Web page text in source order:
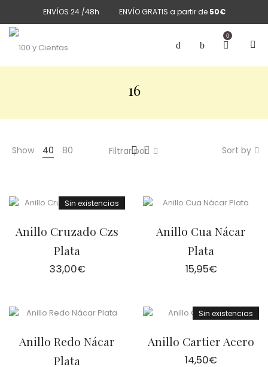
ENVÍOS 24 /48h ENVÍO GRATIS a partir de 50€
0
16
Show 40 80 Sort by
Filtrar por
Sin existencias
Anillo Cruzado Czs
Plata
33,00€
Anillo Cua Nácar
Plata
15,95€
Anillo Redo Nácar
Plata
Sin existencias
Anillo Cartier Acero
14,50€